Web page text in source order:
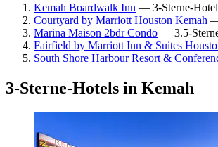
Kemah Boardwalk Inn — 3-Sterne-
Courtyard by Marriott Houston Kemah —
Marina Maison 2bdr Condo — 3.5-
Fairfield by Marriott Inn & Suites
South Shore Harbour Resort &
3-Sterne-Hotels in Kemah